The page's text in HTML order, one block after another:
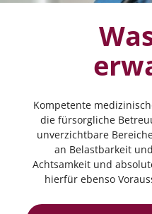
Kompetente
die fürsorgliche
unverzichtbare
an Belastbarkeit
Achtsamkeit und
hierfür ebenso